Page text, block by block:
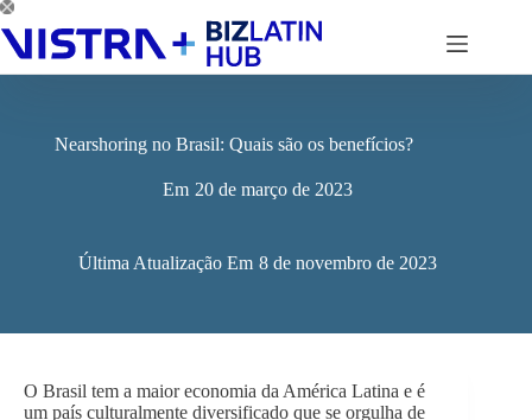
Pular
para
conteúdo
Nearshoring no Brasil: Quais são os benefícios?
Em 20 de março de 2023
Última Atualização Em 8 de novembro de 2023
O Brasil tem a maior economia da América Latina e é
um país culturalmente diversificado que se orgulha de